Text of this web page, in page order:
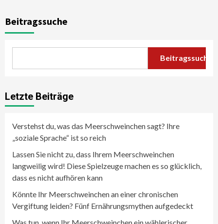
Beitragssuche
Beitragssuche
Letzte Beiträge
Verstehst du, was das Meerschweinchen sagt? Ihre
„soziale Sprache“ ist so reich
Lassen Sie nicht zu, dass Ihrem Meerschweinchen
langweilig wird! Diese Spielzeuge machen es so glücklich,
dass es nicht aufhören kann
Könnte Ihr Meerschweinchen an einer chronischen
Vergiftung leiden? Fünf Ernährungsmythen aufgedeckt